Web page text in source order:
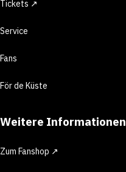
Tickets ↗
Service
Fans
För de Küste
Weitere Informationen
Zum Fanshop ↗